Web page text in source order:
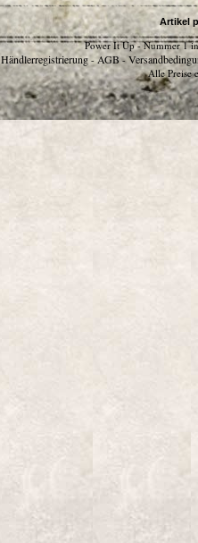
Artikel
Power It Up - Nummer 1
Händlerregistrierung - AGB -
Alle Preise